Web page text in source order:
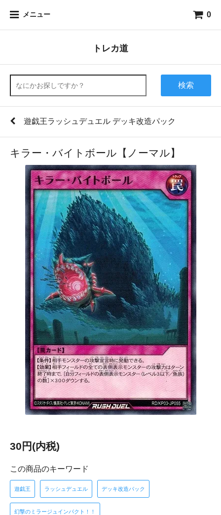
メニュー 0
トレカ道
検索
遊戯王ラッシュデュエル デッキ改造パック
キラー・バイトボール【ノーマル】
30円(内税)
この商品のキーワード
遊戯王 ラッシュデュエル デッキ改造パック
幻撃のミラージュインパクト！！